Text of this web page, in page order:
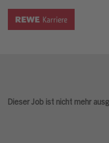
Dieser Job ist nicht mehr